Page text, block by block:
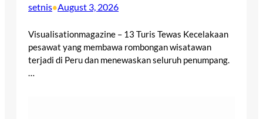
setnis•August 3, 2026
Visualisationmagazine – 13 Turis Tewas Kecelakaan
pesawat yang membawa rombongan wisatawan
terjadi di Peru dan menewaskan seluruh penumpang.
…